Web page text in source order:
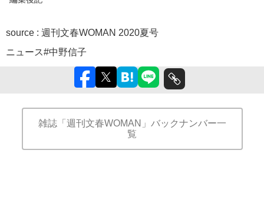
source : 週刊文春WOMAN 2020夏号
ニュース#中野信子
雑誌「週刊文春WOMAN」バックナンバー一
覧